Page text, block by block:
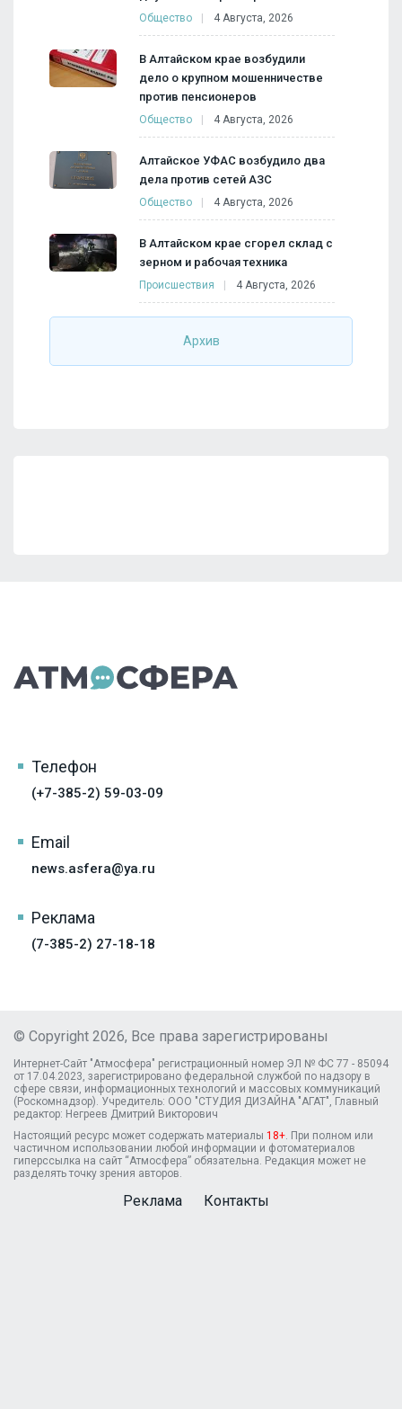
Общество 4 Августа, 2026
В Алтайском крае возбудили
дело о крупном мошенничестве
против пенсионеров
Общество 4 Августа, 2026
Алтайское УФАС возбудило два
дела против сетей АЗС
Общество 4 Августа, 2026
В Алтайском крае сгорел склад с
зерном и рабочая техника
Происшествия 4 Августа, 2026
Архив
Телефон
(+7-385-2) 59-03-09
Email
news.asfera@ya.ru
Реклама
(7-385-2) 27-18-18
© Copyright 2026, Все права зарегистрированы
Интернет-Сайт "Атмосфера" регистрационный номер ЭЛ № ФС 77 - 85094
от 17.04.2023, зарегистрировано федеральной службой по надзору в
сфере связи, информационных технологий и массовых коммуникаций
(Роскомнадзор). Учредитель: ООО "СТУДИЯ ДИЗАЙНА "АГАТ", Главный
редактор: Негреев Дмитрий Викторович
Настоящий ресурс может содержать материалы 18+ . При полном или
частичном использовании любой информации и фотоматериалов
гиперссылка на сайт “Атмосфера” обязательна. Редакция может не
разделять точку зрения авторов.
Реклама Контакты